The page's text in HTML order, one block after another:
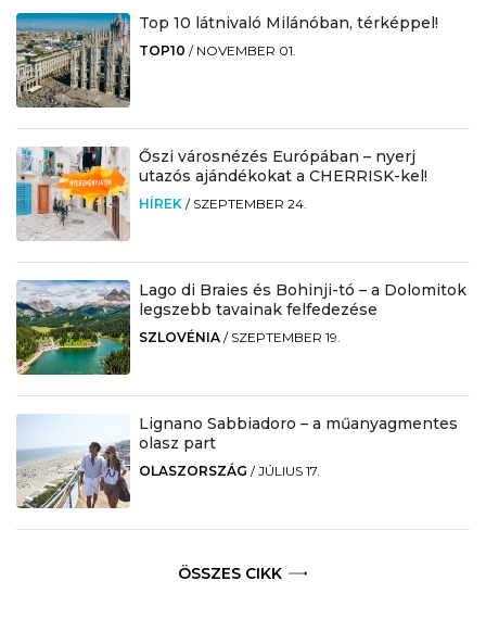
Top 10 látnivaló Milánóban, térképpel!
TOP10 / NOVEMBER 01.
Őszi városnézés Európában – nyerj
utazós ajándékokat a CHERRISK-kel!
HÍREK / SZEPTEMBER 24.
Lago di Braies és Bohinji-tó – a Dolomitok
legszebb tavainak felfedezése
SZLOVÉNIA / SZEPTEMBER 19.
Lignano Sabbiadoro – a műanyagmentes
olasz part
OLASZORSZÁG /JÚLIUS 17.
ÖSSZES CIKK